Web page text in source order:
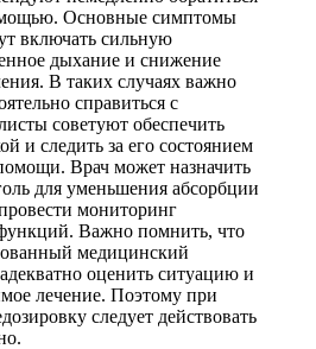
Основные симптомы
включать сильную
дыхание и снижение
В таких случаях важно
справиться с
советуют обеспечить
и следить за его состоянием
Врач может назначить
для уменьшения абсорбции
мониторинг
Важно помнить, что
медицинский
оценить ситуацию и
лечение. Поэтому при
следует действовать